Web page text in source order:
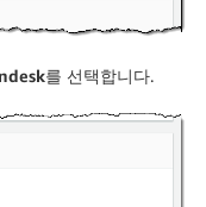
를 선택합니다.